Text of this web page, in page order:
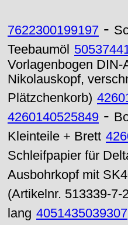
7622300199197 -
Teebaumöl
Vorlagenbogen
Nikolauskopf,
Plätzchenkorb)
4260140525849 -
Kleinteile + Brett
Schleifpapier für
Ausbohrkopf mit
(Artikelnr. 513339-7-
lang 4051435039307